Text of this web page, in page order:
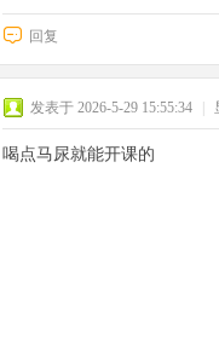
回复
发表于 2026-5-29 15:55:34
喝点马尿就能开课的